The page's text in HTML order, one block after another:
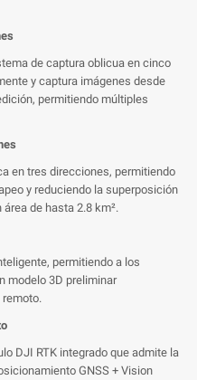
de captura oblicua en cinco
y captura imágenes desde
permitiendo múltiples
en tres direcciones, permitiendo
y reduciendo la superposición
de hasta 2.8 km².
permitiendo a los
modelo 3D preliminar
DJI RTK integrado que admite la
GNSS + Vision